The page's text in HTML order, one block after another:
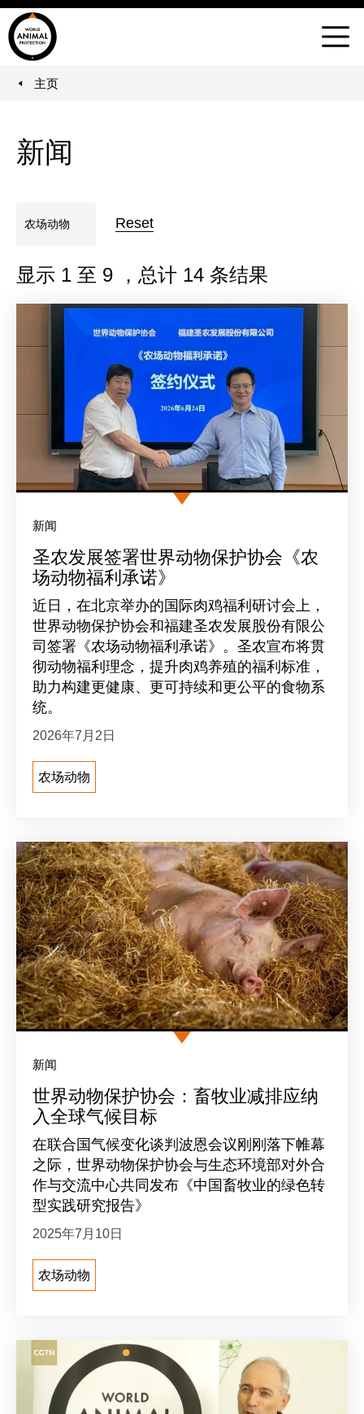
界
物
协
会
菜
You are here:
主页
新闻
农场动物 Reset
显示 1 至 9 ，总计 14 条结果
圣农发展签署世界动物保护协会《农
场动物福利承诺》
新闻
2026年7月2日
近日，在北京举办的国际肉鸡福利研讨会上，
世界动物保护协会和福建圣农发展股份有限公
司签署《农场动物福利承诺》。圣农宣布将贯
彻动物福利理念，提升肉鸡养殖的福利标准，
助力构建更健康、更可持续和更公平的食物系
统。
农场动物
世界动物保护协会：畜牧业减排应纳
入全球气候目标
新闻
2025年7月10日
在联合国气候变化谈判波恩会议刚刚落下帷幕
之际，世界动物保护协会与生态环境部对外合
作与交流中心共同发布《中国畜牧业的绿色转
型实践研究报告》
农场动物